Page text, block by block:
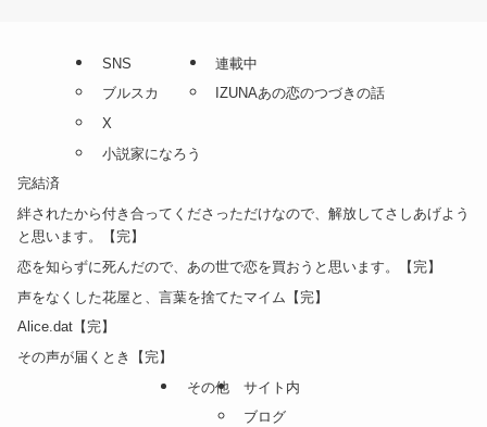
SNS
ブルスカ
X
小説家になろう
連載中
IZUNAあの恋のつづきの話
完結済
絆されたから付き合ってくださっただけなので、解放してさしあげよう
と思います。【完】
恋を知らずに死んだので、あの世で恋を買おうと思います。【完】
声をなくした花屋と、言葉を捨てたマイム【完】
Alice.dat【完】
その声が届くとき【完】
その他
サイト内
ブログ